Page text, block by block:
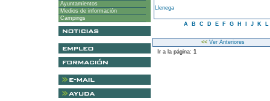
Ayuntamientos
Medios de información
Campings
Llenega
A B C D E F G H J K L
<<Ver Anteriores
Ir a la página: 1